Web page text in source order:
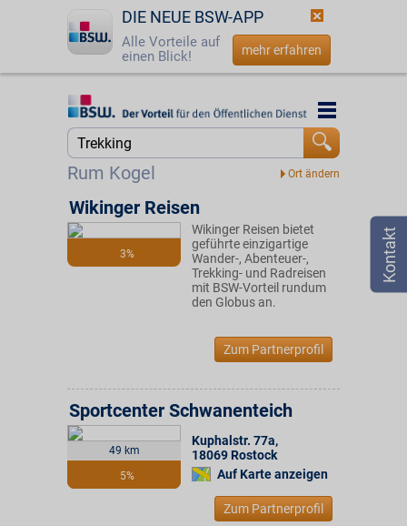
DIE NEUE BSW-APP
Alle Vorteile auf
einen Blick!
mehr erfahren
Startseite
Jetzt BSW-Mitglied werden
Login
☎ 0800 - 279 25 82
Rum Kogel
Startseite
Suche
3%
Wikinger Reisen
Wikinger Reisen bietet
geführte einzigartige
Wander-, Abenteuer-,
Trekking- und Radreisen
mit BSW-Vorteil rundum
den Globus an.
Zum Partnerprofil
49 km
5%
Sportcenter Schwanenteich
Kuphalstr. 77a,
18069 Rostock
Auf Karte anzeigen
Zum Partnerprofil